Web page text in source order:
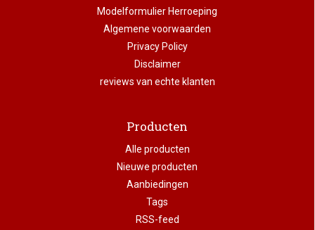
Modelformulier Herroeping
Algemene voorwaarden
Privacy Policy
Disclaimer
reviews van echte klanten
Producten
Alle producten
Nieuwe producten
Aanbiedingen
Tags
RSS-feed